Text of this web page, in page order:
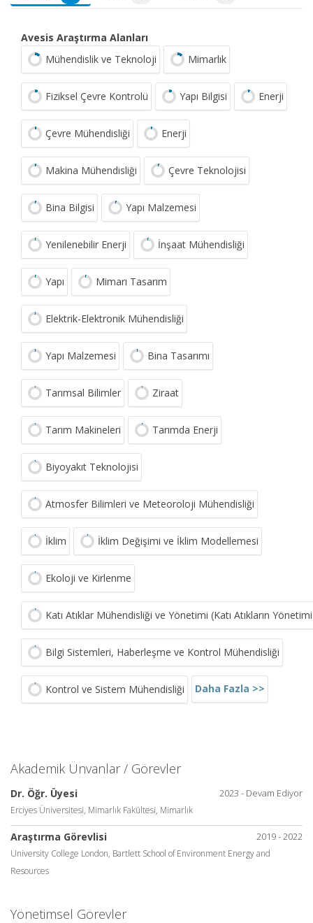
Avesis Araştırma Alanları
Mühendislik ve Teknoloji
Mimarlık
Fiziksel Çevre Kontrolü Yapı Bilgisi Enerji
Çevre Mühendisliği Enerji
Makina Mühendisliği Çevre Teknolojisi
Bina Bilgisi Yapı Malzemesi
Yenilenebilir Enerji İnşaat Mühendisliği
Yapı Mimarı Tasarım
Elektrik-Elektronik Mühendisliği
Yapı Malzemesi Bina Tasarımı
Tarımsal Bilimler Ziraat
Tarım Makineleri Tarımda Enerji
Biyoyakıt Teknolojisi
Atmosfer Bilimleri ve Meteoroloji Mühendisliği
İklim İklim Değişimi ve İklim Modellemesi
Ekoloji ve Kirlenme
Katı Atıklar Mühendisliği ve Yönetimi (Katı Atıkların
Bilgi Sistemleri, Haberleşme ve Kontrol Mühendisliği
Kontrol ve Sistem Mühendisliği Daha Fazla >>
Akademik Ünvanlar / Görevler
2023 - Devam Ediyor
Dr. Öğr. Üyesi
Erciyes Üniversitesi, Mimarlık Fakültesi, Mimarlık
2019 - 2022
Araştırma Görevlisi
University College London, Bartlett School of Environment Energy and
Resources
Yönetimsel Görevler